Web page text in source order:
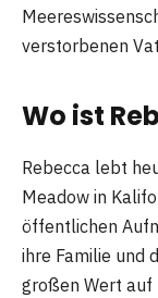
verstorbenen
Wo ist
Rebecca lebt
Meadow in
öffentlichen
ihre Familie und
großen Wert auf